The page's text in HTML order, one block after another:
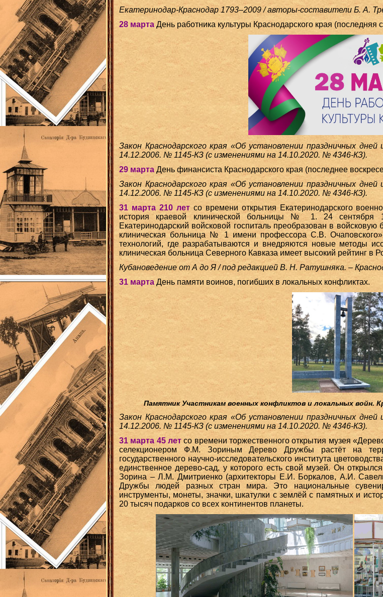
Екатеринодар-Краснодар 1793–2009 / авторы-составители Б. А.
28 марта День работника культуры Краснодарского края (последняя
Закон Краснодарского края «Об установлении праздничных
14.12.2006. № 1145-КЗ (с изменениями на 14.10.2020. № 4346-КЗ).
29 марта День финансиста Краснодарского края (последнее
Закон Краснодарского края «Об установлении праздничных
14.12.2006. № 1145-КЗ (с изменениями на 14.10.2020. № 4346-КЗ).
31 марта 210 летсо времени открытия Екатеринодарского
история краевой клинической больницы № 1. 24 сентября
Екатеринодарский войсковой госпиталь преобразован в
клиническая больница № 1 имени профессора С.В.
технологий, где разрабатываются и внедряются новые методы
клиническая больница Северного Кавказа имеет высокий рейтинг в
Кубановедение от А до Я / под редакцией В. Н. Ратушняка. –
31 марта День памяти воинов, погибших в локальных конфликтах.
Памятник Участникам военных конфликтов и локальных войн.
Закон Краснодарского края «Об установлении праздничных
14.12.2006. № 1145-КЗ (с изменениями на 14.10.2020. № 4346-КЗ).
31 марта 45 летсо времени торжественного открытия музея
селекционером Ф.М. Зориным Дерево Дружбы растёт на
государственного научно-исследовательского института
единственное дерево-сад, у которого есть свой музей. Он
Зорина – Л.М. Дмитриенко (архитекторы Е.И. Боркалов, А.И.
Дружбы людей разных стран мира. Это национальные
инструменты, монеты, значки, шкатулки с землёй с памятных и
20 тысяч подарков со всех континентов планеты.